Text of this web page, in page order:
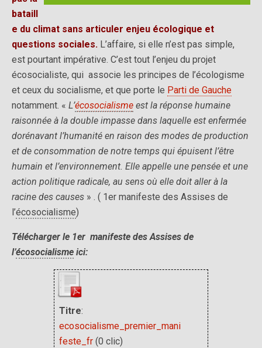
bataill
e du climat sans articuler enjeu écologique et
questions sociales. L’affaire, si elle n’est pas simple,
est pourtant impérative. C’est tout l’enjeu du projet
écosocialiste, qui associe les principes de l’écologisme
et ceux du socialisme, et que porte le Parti de Gauche
notamment. « L’écosocialisme est la réponse humaine
raisonnée à la double impasse dans laquelle est enfermée
dorénavant l’humanité en raison des modes de production
et de consommation de notre temps qui épuisent l’être
humain et l’environnement. Elle appelle une pensée et une
action politique radicale, au sens où elle doit aller à la
racine des causes » . ( 1er manifeste des Assises de
l’écosocialisme)
Télécharger le 1er manifeste des Assises de
l’écosocialisme ici:
Titre:
ecosocialisme_premier_mani
feste_fr (0 clic)